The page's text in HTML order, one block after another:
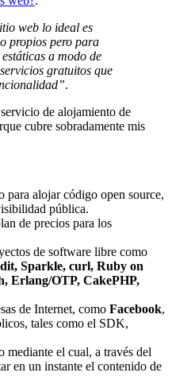
web lo ideal es
propios pero para
a modo de
gratuitos que
.
de alojamiento de
cubre sobradamente mis
para alojar código open source,
pública.
de precios para los
de software libre como
Sparkle, curl, Ruby on
Erlang/OTP, CakePHP,
de Internet, como Facebook,
tales como el SDK,
mediante el cual, a través del
en un instante el contenido de